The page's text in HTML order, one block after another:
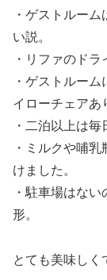
・ゲストルー
い説。
・リファのド
・ゲストルー
イローチェアあ
・二泊以上は毎
・ミルクや哺
けました。
・駐車場はな
形。
とても美味しく